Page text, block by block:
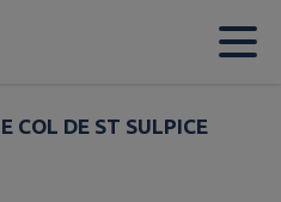
COL DE ST SULPICE